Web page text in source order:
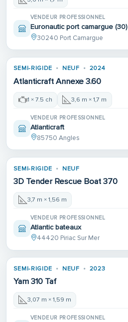
VENDEUR PROFESSIONNEL
Euronautic port camargue (30)
30240 Port Camargue
SEMI-RIGIDE NEUF 2024
Atlanticraft Annexe 3.60
1 × 7.5 ch 3,6 m × 1,7 m
VENDEUR PROFESSIONNEL
Atlanticraft
85750 Angles
SEMI-RIGIDE NEUF
3D Tender Rescue Boat 370
3,7 m × 1,56 m
VENDEUR PROFESSIONNEL
Atlantic bateaux
44420 Piriac Sur Mer
SEMI-RIGIDE NEUF 2023
Yam 310 Taf
3,07 m × 1,59 m
VENDEUR PROFESSIONNEL